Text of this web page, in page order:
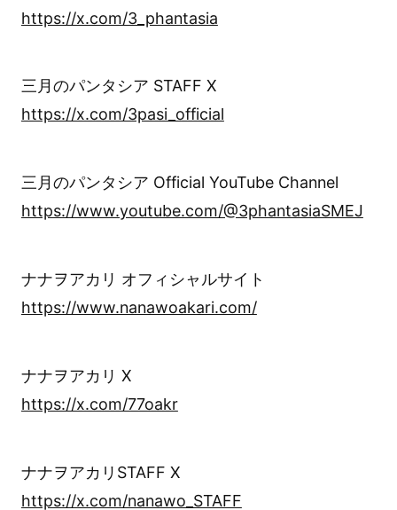
https://x.com/3_phantasia
三月のパンタシア STAFF X
https://x.com/3pasi_official
三月のパンタシア Official YouTube Channel
https://www.youtube.com/@3phantasiaSMEJ
ナナヲアカリ オフィシャルサイト
https://www.nanawoakari.com/
ナナヲアカリ X
https://x.com/77oakr
ナナヲアカリSTAFF X
https://x.com/nanawo_STAFF